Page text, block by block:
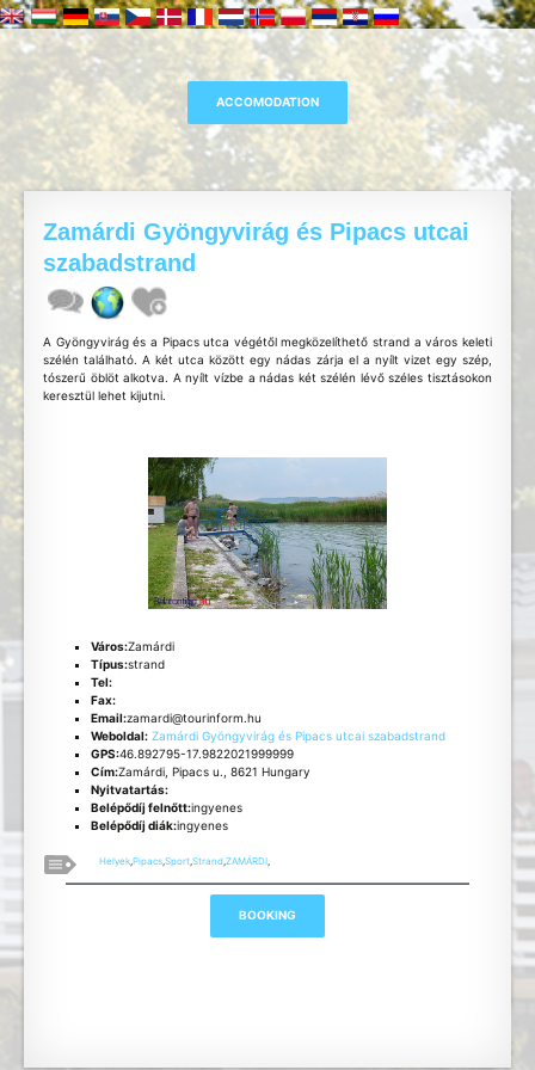
Zamárdi Gyöngyvirág és Pipacs utcai
szabadstrand
A Gyöngyvirág és a Pipacs utca végétől megközelíthető strand a város keleti
szélén található. A két utca között egy nádas zárja el a nyílt vizet egy szép,
tószerű öblöt alkotva. A nyílt vízbe a nádas két szélén lévő széles tisztásokon
keresztül lehet kijutni.
Város:Zamárdi
Típus:strand
Tel:
Fax:
Email:zamardi@tourinform.hu
Weboldal: Zamárdi Gyöngyvirág és Pipacs utcai szabadstrand
GPS:46.892795-17.9822021999999
Cím:Zamárdi, Pipacs u., 8621 Hungary
Nyitvatartás:
Belépődíj felnőtt:ingyenes
Belépődíj diák:ingyenes
Helyek,Pipacs,Sport,Strand,ZAMÁRDI,